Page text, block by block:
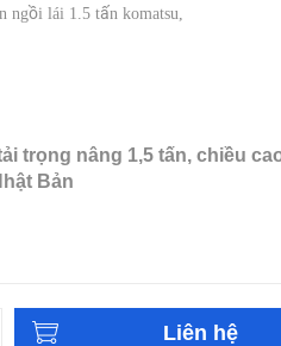
ngồi lái 1.5 tấn komatsu,
trọng nâng 1,5 tấn, chiều
Bản
Liên hệ